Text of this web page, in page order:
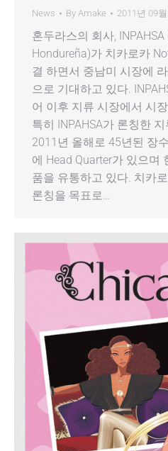
News By Amake 2011년 09월
혼두라스의 회사,
Hondureña)가 치카로카
결 하면서 중남미 시장에
으로 기대하고 있다.
어 이후 지류 시장에서 시
특히 INPAHSA가 론칭한 지
2011년 올해로 45년된 장
에 Head Quarter가 있으며
품을 유통하고 있다. 치카
론칭을 목표로…